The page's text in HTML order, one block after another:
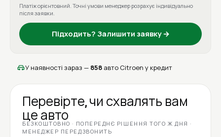
Платіж орієнтовний. Точні умови менеджер розрахує індивідуально
після заявки.
Підходить? Залишити заявку →
У наявності зараз — 858 авто Citroen у кредит
Перевірте, чи схвалять вам
це авто
БЕЗКОШТОВНО · ПОПЕРЕДНЄ РІШЕННЯ ТОГО Ж ДНЯ ·
МЕНЕДЖЕР ПЕРЕДЗВОНИТЬ